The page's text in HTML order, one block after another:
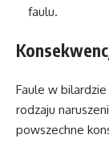
faulu.
Faule w
rodzaju
powszechne